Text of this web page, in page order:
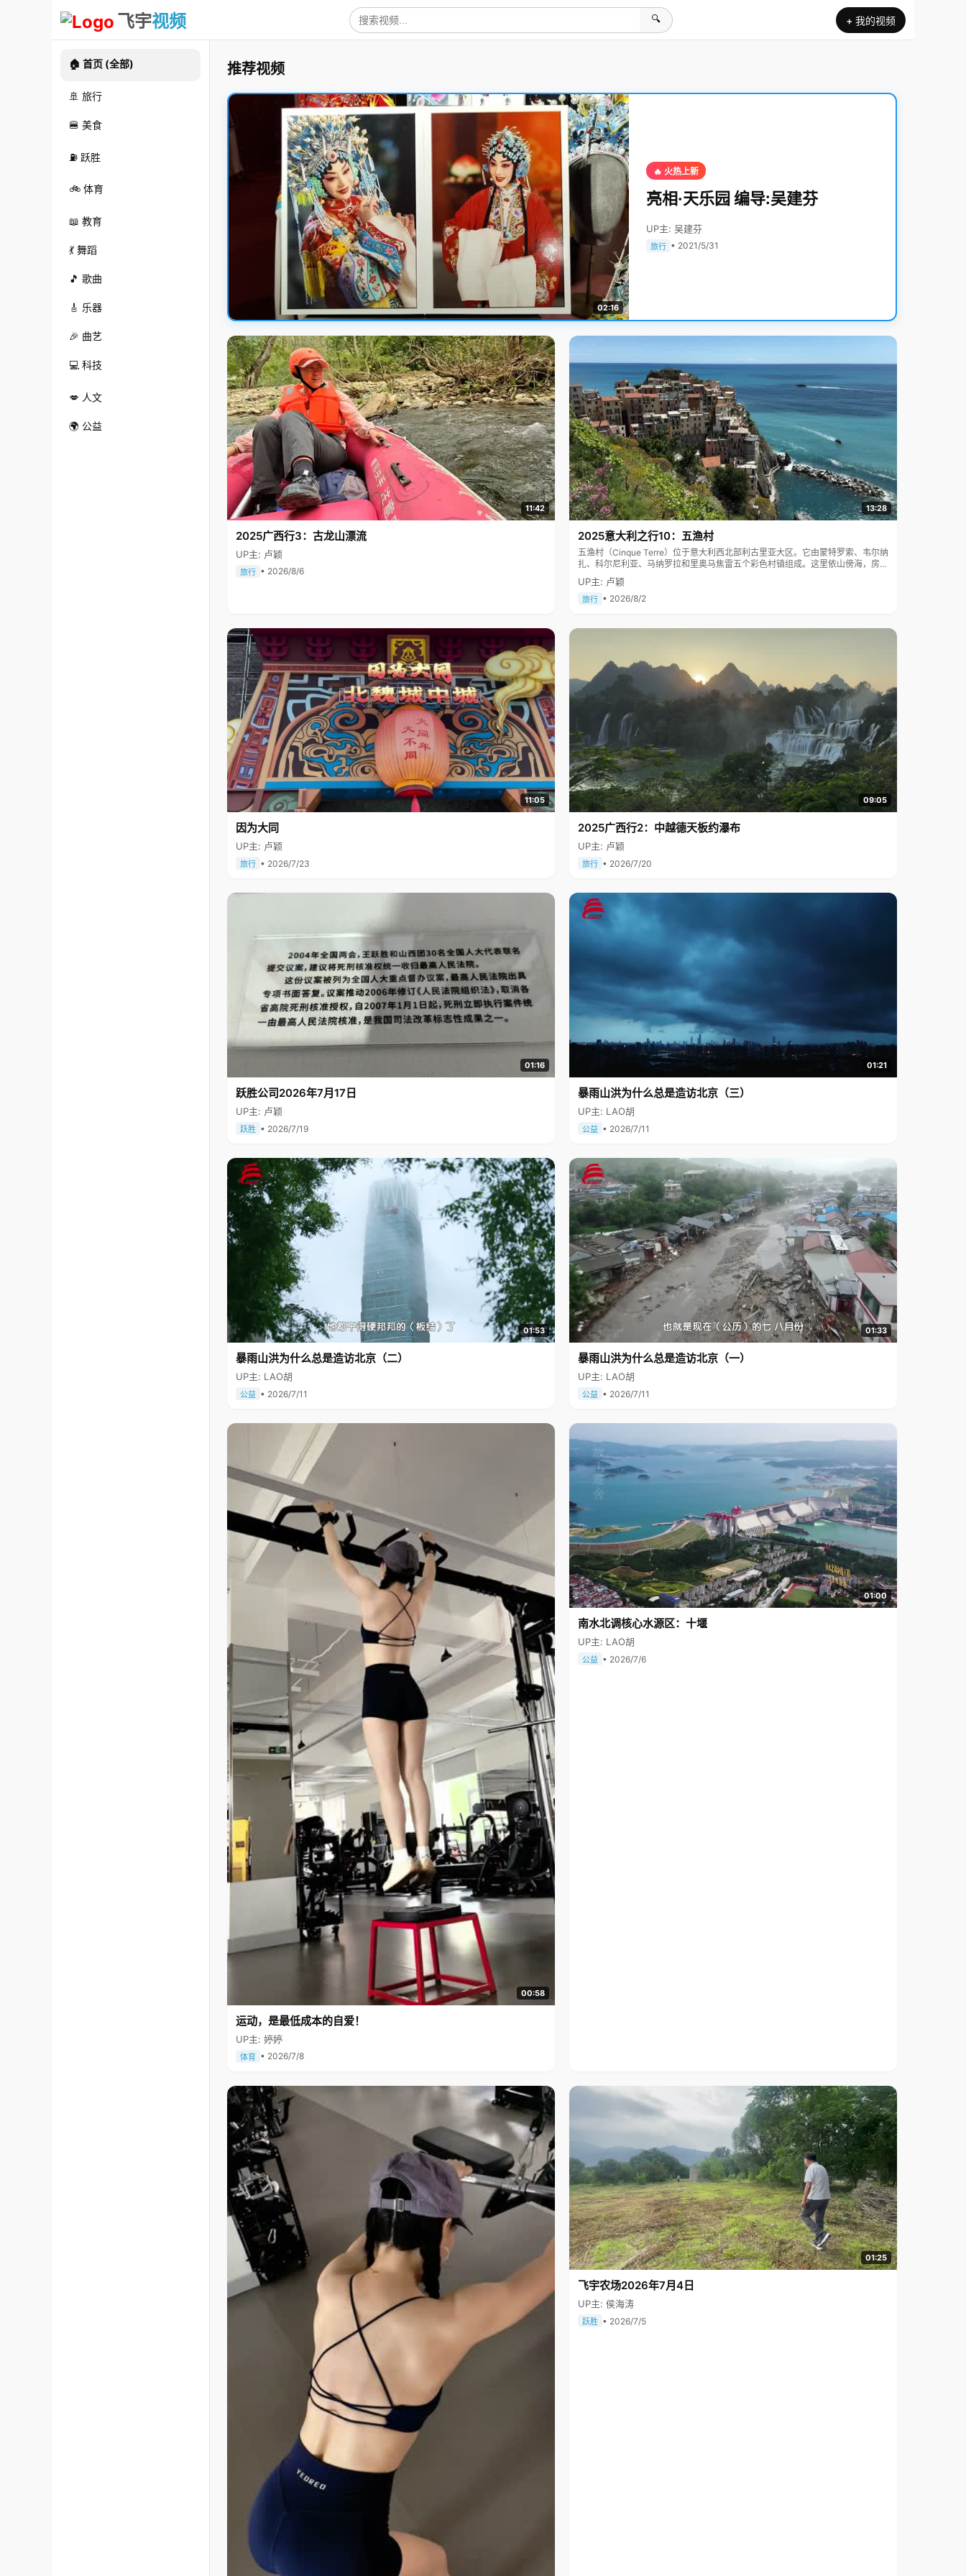
飞宇视频 🔍 + 我的视频
🏠 首页 (全部)
🚢 旅行
🍔 美食
⛽ 跃胜
🚲 体育
📖 教育
💃 舞蹈
🎵 歌曲
🎸 乐器
🎉 曲艺
💻 科技
💋 人文
🌍 公益
推荐视频
02:16
🔥 火热上新
亮相·天乐园 编导:吴建芬
UP主: 吴建芬
旅行 • 2021/5/31
11:42
2025广西行3：古龙山漂流
UP主: 卢颖
旅行 • 2026/8/6
13:28
2025意大利之行10：五渔村
五渔村（Cinque Terre）位于意大利西北部利古里亚大区。它由蒙特罗索、韦尔纳
扎、科尔尼利亚、马纳罗拉和里奥马焦雷五个彩色村镇组成。这里依山傍海，房屋
色彩斑斓，1997年被列为世界文化遗产。
UP主: 卢颖
旅行 • 2026/8/2
11:05
因为大同
UP主: 卢颖
旅行 • 2026/7/23
09:05
2025广西行2：中越德天板约瀑布
UP主: 卢颖
旅行 • 2026/7/20
01:16
跃胜公司2026年7月17日
UP主: 卢颖
跃胜 • 2026/7/19
01:21
暴雨山洪为什么总是造访北京（三）
UP主: LAO胡
公益 • 2026/7/11
01:53
暴雨山洪为什么总是造访北京（二）
UP主: LAO胡
公益 • 2026/7/11
01:33
暴雨山洪为什么总是造访北京（一）
UP主: LAO胡
公益 • 2026/7/11
00:58
运动，是最低成本的自爱！
UP主: 婷婷
体育 • 2026/7/8
01:00
南水北调核心水源区：十堰
UP主: LAO胡
公益 • 2026/7/6
01:25
飞宇农场2026年7月4日
UP主: 侯海涛
跃胜 • 2026/7/5